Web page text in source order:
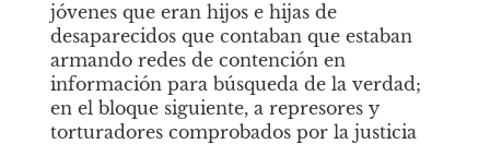
jóvenes que eran hijos e hijas de
desaparecidos que contaban que estaban
armando redes de contención en
información para búsqueda de la verdad;
en el bloque siguiente, a represores y
torturadores comprobados por la justicia